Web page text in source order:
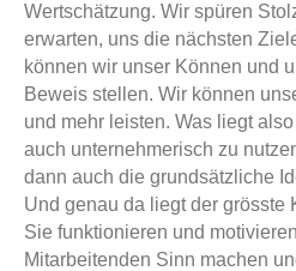
Wertschätzung. Wir spüren
erwarten, uns die nächsten
können wir unser Können und
Beweis stellen. Wir können
und mehr leisten. Was liegt
auch unternehmerisch zu
dann auch die grundsätzliche
Und genau da liegt der grösste
Sie funktionieren und
Mitarbeitenden Sinn machen